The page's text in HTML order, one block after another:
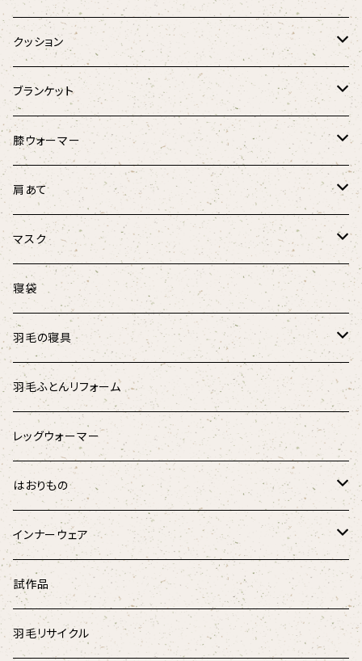
麻と羽毛のリボンウォーマー
Fabric by BEST OF MORRIS
フローラル・ボタニカル
春風リボンウォーマー
にゃんこ柄
マリンストライプ
キッズ
パラリンアート
スウェード
チェック柄
ドット柄
和柄
デニム
猫のしあわせ座布団
猫のしあわせ座布団(クールタイプ)
羽毛のラウンドベッド
けりぐるみ
にゃんこ柄リボンウォーマー
キャットテント
クッション
猫としあわせクッション
ブランケット
キャンディーケット
膝ウォーマー
ほっこり膝ウォーマー3D
肩あて
ボア肩あて
オーガニックコットン肩あて
マスク
涼しげマスク（大人用）
涼しげマスク（キッズ･ジュニア用）
マスク用ひも
寝袋
羽毛の寝具
羽根のベッドパッド
羽根枕
羽毛掛けふとん
羽毛ふとんリフォーム
レッグウォーマー
はおりもの
はんてん
インナーウェア
ペチコート
腹巻き
試作品
羽毛リサイクル